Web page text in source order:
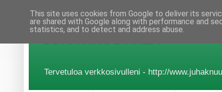
JUHA KNUUTTILA
Tervetuloa verkkosivulleni - http://
This site uses cookies from Google to deliver its
are shared with Google along with performance and
statistics, and to detect and address abuse.